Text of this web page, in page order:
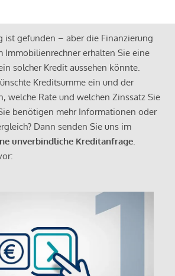
ist gefunden – aber die Finanzierung
Immobilienrechner erhalten Sie eine
solcher Kredit aussehen könnte.
Kreditsumme ein und der
welche Rate und welchen Zinssatz Sie
benötigen mehr Informationen oder
Dann senden Sie uns im
unverbindliche Kreditanfrage.